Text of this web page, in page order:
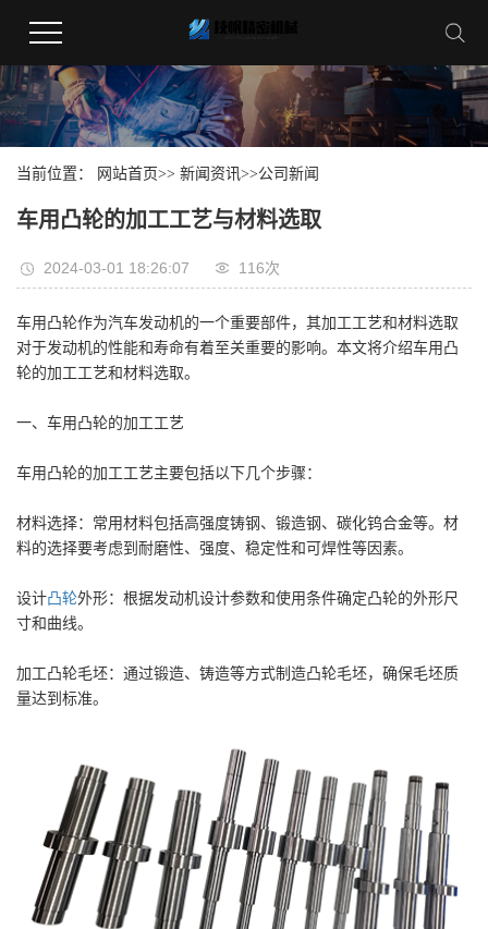
当前位置： 网站首页>> 新闻资讯>>公司新闻
车用凸轮的加工工艺与材料选取
2024-03-01 18:26:07 116次
车用凸轮作为汽车发动机的一个重要部件，其加工工艺和材料选取
对于发动机的性能和寿命有着至关重要的影响。本文将介绍车用凸
轮的加工工艺和材料选取。
一、车用凸轮的加工工艺
车用凸轮的加工工艺主要包括以下几个步骤：
材料选择：常用材料包括高强度铸钢、锻造钢、碳化钨合金等。材
料的选择要考虑到耐磨性、强度、稳定性和可焊性等因素。
设计凸轮外形：根据发动机设计参数和使用条件确定凸轮的外形尺
寸和曲线。
加工凸轮毛坯：通过锻造、铸造等方式制造凸轮毛坯，确保毛坯质
量达到标准。